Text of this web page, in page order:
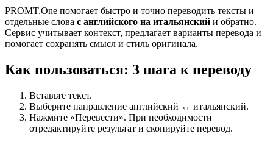
PROMT.One помогает быстро и точно переводить тексты и
отдельные слова с английского на итальянский и обратно.
Сервис учитывает контекст, предлагает варианты перевода и
помогает сохранять смысл и стиль оригинала.
Как пользоваться: 3 шага к переводу
Вставьте текст.
Выберите направление английский ↔ итальянский.
Нажмите «Перевести». При необходимости
отредактируйте результат и скопируйте перевод.